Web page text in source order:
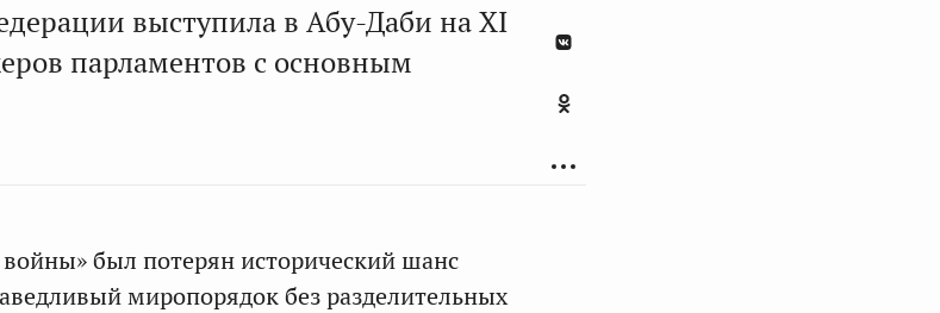
выступила в Абу-Даби на XI
парламентов с основным
был потерян исторический шанс
миропорядок без разделительных